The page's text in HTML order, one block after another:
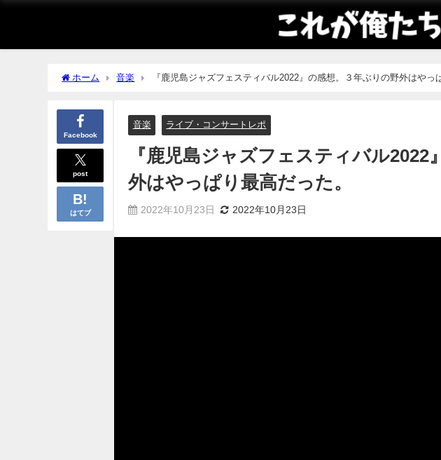
ホーム 音楽 『鹿児島ジャズフェスティバル2022』の感想。３年ぶりの野外はやっ
Facebook
post
はてブ
音楽 ライブ・コンサートレポ
『鹿児島ジャズフェスティバル2022
外はやっぱり最高だった。
2022年10月23日 2022年10月23日